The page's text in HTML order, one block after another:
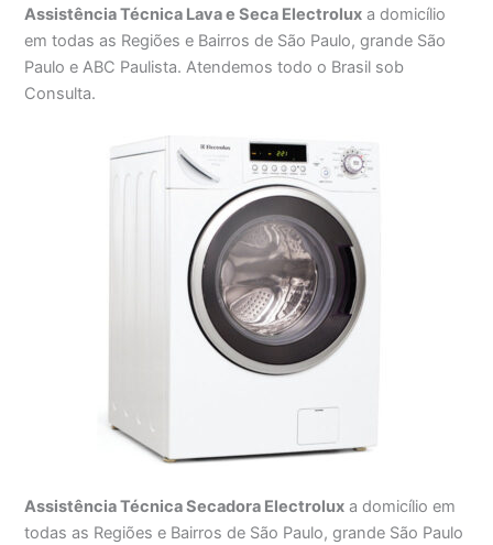
Assistência Técnica Lava e Seca Electrolux a domicílio
em todas as Regiões e Bairros de São Paulo, grande São
Paulo e ABC Paulista. Atendemos todo o Brasil sob
Consulta.
Assistência Técnica Secadora Electrolux a domicílio em
todas as Regiões e Bairros de São Paulo, grande São Paulo